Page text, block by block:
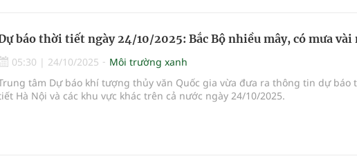
báo thời tiết ngày 24/10/2025: Bắc Bộ nhiều mây, có mưa vài
05:30 | 24/10/2025
Môi trường xanh
tâm Dự báo khí tượng thủy văn Quốc gia vừa đưa ra thông tin dự báo
Hà Nội và các khu vực khác trên cả nước ngày 24/10/2025.